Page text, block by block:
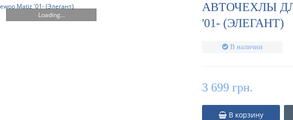
Loading...
АВТОЧЕХЛЫ
'01- (ЭЛЕГАНТ)
В наличии
3 699 грн.
В корзину